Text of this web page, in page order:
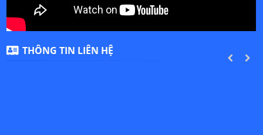
THÔNG TIN LIÊN HỆ
PREVIOUS
NEXT